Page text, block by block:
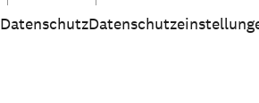
Datenschutz